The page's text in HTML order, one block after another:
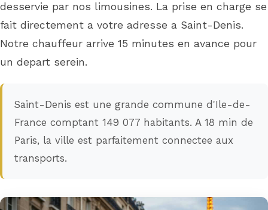
desservie par nos limousines. La prise en charge se
fait directement a votre adresse a Saint-Denis.
Notre chauffeur arrive 15 minutes en avance pour
un depart serein.
Saint-Denis est une grande commune d'Ile-de-
France comptant 149 077 habitants. A 18 min de
Paris, la ville est parfaitement connectee aux
transports.